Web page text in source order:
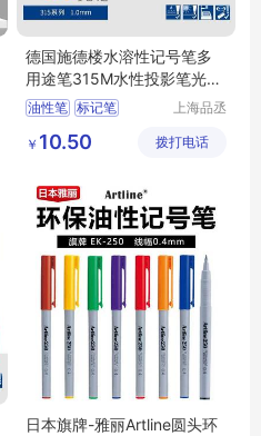
德国施德楼水溶性记号笔多
用途笔315M水性投影笔光盘
胶片
油性笔 标记笔
上海品丞
公司
￥ 10.50 拨打电话
日本旗牌-雅丽Artline圆头环